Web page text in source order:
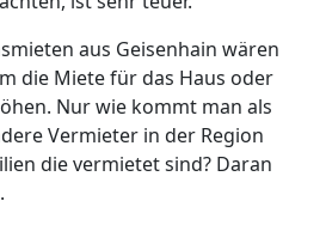
aus Geisenhain wären
die Miete für das Haus oder
Nur wie kommt man als
Vermieter in der Region
die vermietet sind? Daran